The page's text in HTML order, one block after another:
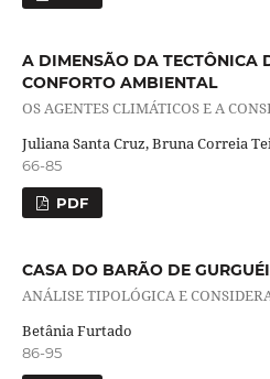
A DIMENSÃO DA TECTÔNICA
CONFORTO AMBIENTAL
OS AGENTES CLIMÁTICOS E A
Juliana Santa Cruz, Bruna Correia
66-85
PDF
CASA DO BARÃO DE
ANÁLISE TIPOLÓGICA E
Betânia Furtado
86-95